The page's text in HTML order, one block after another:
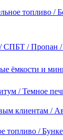
топливо /
СПБТ / Пропан
ёмкости и
/ Темное
клиентам /
топливо /